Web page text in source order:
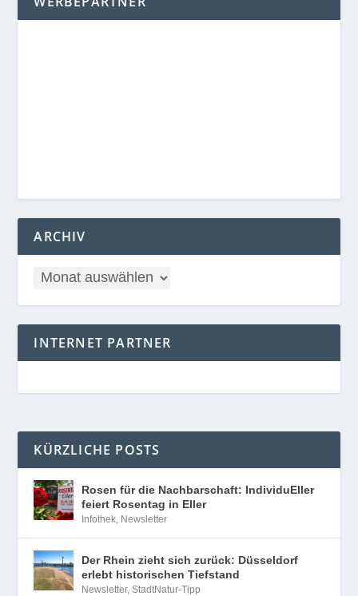
ARCHIV
INTERNET PARTNER
KÜRZLICHE POSTS
Rosen für die Nachbarschaft: IndividuEller
feiert Rosentag in Eller
Infothek Newsletter
Der Rhein zieht sich zurück: Düsseldorf
erlebt historischen Tiefstand
Newsletter,StadtNatur-Tipp